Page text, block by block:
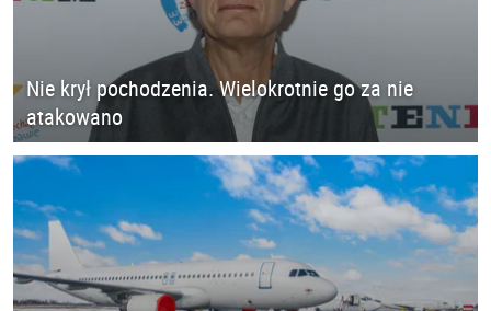
Nie krył pochodzenia. Wielokrotnie go za nie
atakowano